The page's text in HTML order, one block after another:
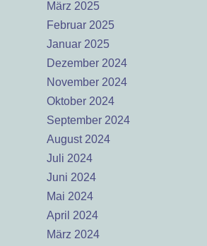
März 2025
Februar 2025
Januar 2025
Dezember 2024
November 2024
Oktober 2024
September 2024
August 2024
Juli 2024
Juni 2024
Mai 2024
April 2024
März 2024